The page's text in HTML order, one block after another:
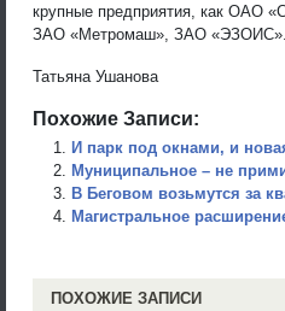
крупные предприятия, как ОАО
ЗАО «Метромаш», ЗАО «ЭЗОИС».
Татьяна Ушанова
Похожие Записи:
И парк под окнами, и
Муниципальное – не
В Беговом возьмутся за
Магистральное
ПОХОЖИЕ ЗАПИСИ